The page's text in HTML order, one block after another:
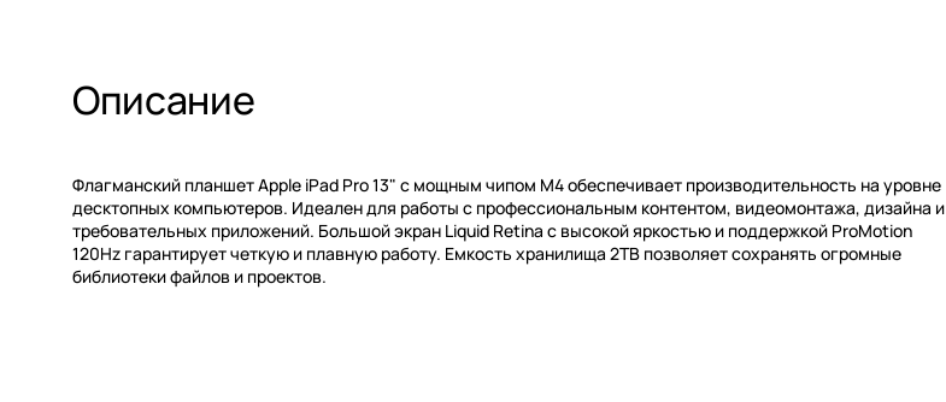
Описание
Флагманский планшет Apple iPad Pro 13" с мощным чипом M4 обеспечивает производительность на уровне
десктопных компьютеров. Идеален для работы с профессиональным контентом, видеомонтажа, дизайна и
требовательных приложений. Большой экран Liquid Retina с высокой яркостью и поддержкой ProMotion
120Hz гарантирует четкую и плавную работу. Емкость хранилища 2TB позволяет сохранять огромные
библиотеки файлов и проектов.